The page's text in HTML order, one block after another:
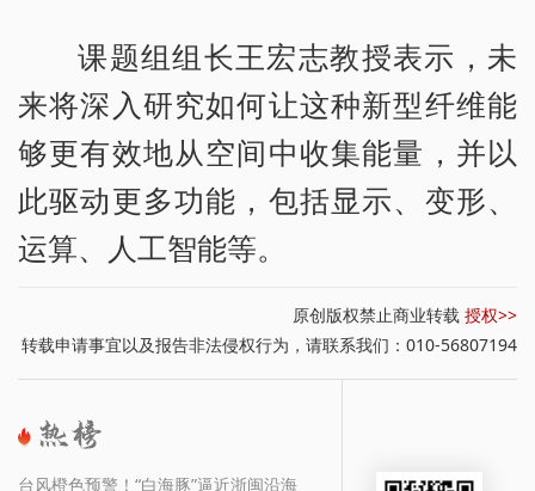
课题组组长王宏志教授表示，未
来将深入研究如何让这种新型纤维能
够更有效地从空间中收集能量，并以
此驱动更多功能，包括显示、变形、
运算、人工智能等。
原创版权禁止商业转载 授权>>
转载申请事宜以及报告非法侵权行为，请联系我们：010-56807194
台风橙色预警！“白海豚”逼近浙闽沿海